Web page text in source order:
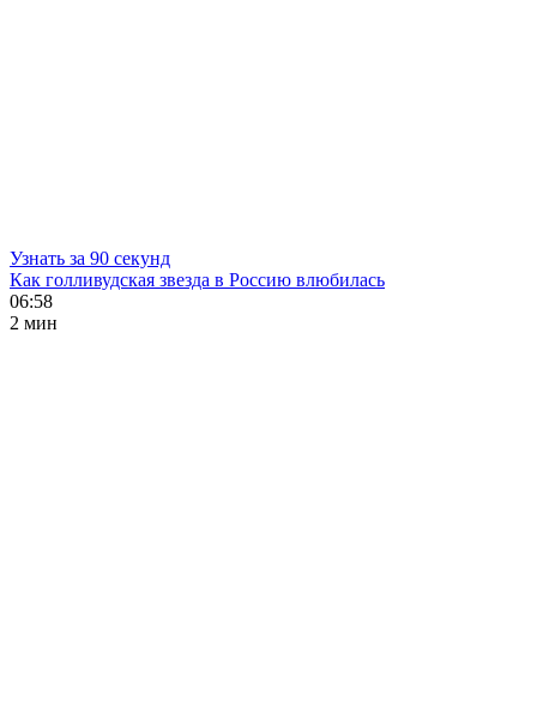
Узнать за 90 секунд
Как голливудская звезда в Россию влюбилась
06:58
2 мин